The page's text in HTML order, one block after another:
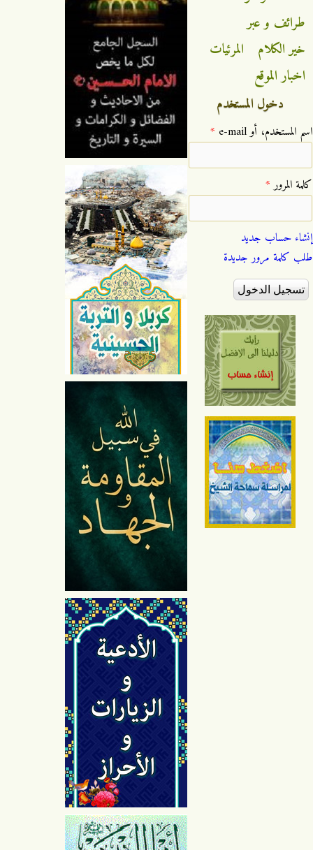
طرائف و عبر
خير الكلام
المرئيات
اخبار الموقع
دخول المستخدم
‏اسم المستخدم، أو e-mail ‏ *
‏كلمة المرور ‏*
إنشاء حساب جديد
طلب كلمة مرور جديدة